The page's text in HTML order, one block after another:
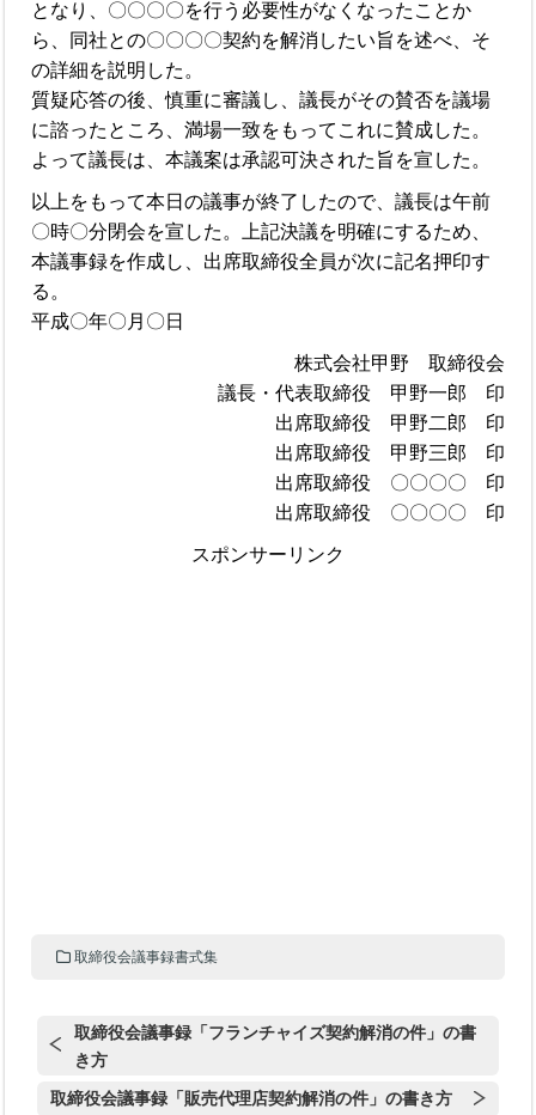
となり、〇〇〇〇を行う必要性がなくなったことか
ら、同社との〇〇〇〇契約を解消したい旨を述べ、そ
の詳細を説明した。
質疑応答の後、慎重に審議し、議長がその賛否を議場
に諮ったところ、満場一致をもってこれに賛成した。
よって議長は、本議案は承認可決された旨を宣した。
以上をもって本日の議事が終了したので、議長は午前
〇時〇分閉会を宣した。上記決議を明確にするため、
本議事録を作成し、出席取締役全員が次に記名押印す
る。
平成〇年〇月〇日
株式会社甲野 取締役会
議長・代表取締役 甲野一郎 印
出席取締役 甲野二郎 印
出席取締役 甲野三郎 印
出席取締役 〇〇〇〇 印
出席取締役 〇〇〇〇 印
スポンサーリンク
取締役会議事録書式集
取締役会議事録「フランチャイズ契約解消の件」の書
き方
取締役会議事録「販売代理店契約解消の件」の書き方